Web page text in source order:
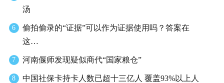
汤
6
偷拍偷录的“证据”可以作为证据使用吗？答案在
这…
7 河南偃师发现疑似商代“国家粮仓”
8
中国社保卡持卡人数已超十三亿人 覆盖93%以上人